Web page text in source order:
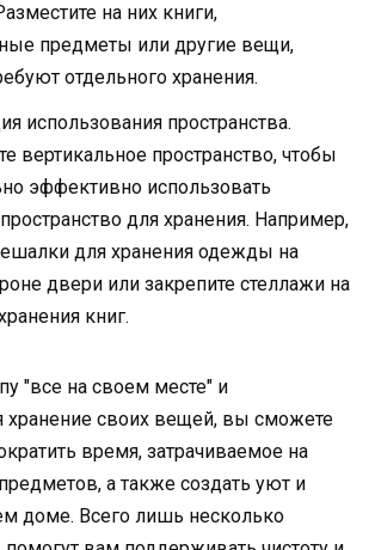
на них книги,
предметы или другие вещи,
отдельного хранения.
использования пространства.
вертикальное пространство, чтобы
эффективно использовать
для хранения. Например,
для хранения одежды на
двери или закрепите стеллажи на
книг.
"все на своем месте" и
хранение своих вещей, вы сможете
время, затрачиваемое на
а также создать уют и
доме. Всего лишь несколько